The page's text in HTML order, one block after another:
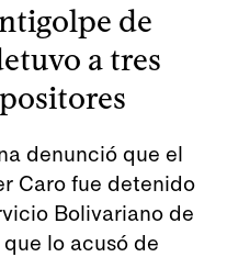
de
a tres
denunció que el
Caro fue detenido
Bolivariano de
lo acusó de